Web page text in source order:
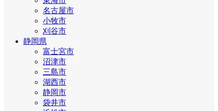
名古屋市
小牧市
刈谷市
静岡県
富士宮市
沼津市
三島市
湖西市
静岡市
袋井市